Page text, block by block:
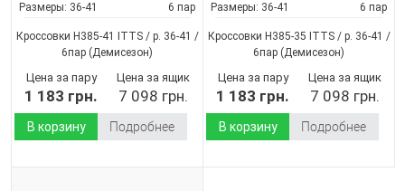
Размеры: 36-41 6 пар
Кроссовки H385-41 ITTS / p. 36-41 /
6пар (Демисезон)
Цена за пару
1 183 грн.
Цена за ящик
7 098 грн.
В корзину Подробнее
Размеры: 36-41 6 пар
Кроссовки H385-35 ITTS / p. 36-41 /
6пар (Демисезон)
Цена за пару
1 183 грн.
Цена за ящик
7 098 грн.
В корзину Подробнее